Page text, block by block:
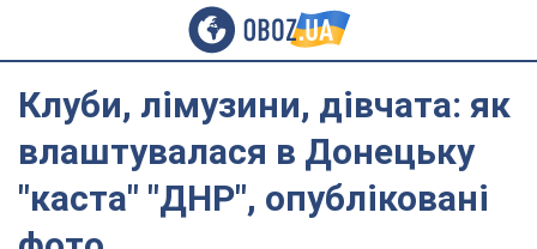
Клуби, лімузини, дівчата: як
влаштувалася в Донецьку
"каста" "ДНР", опубліковані